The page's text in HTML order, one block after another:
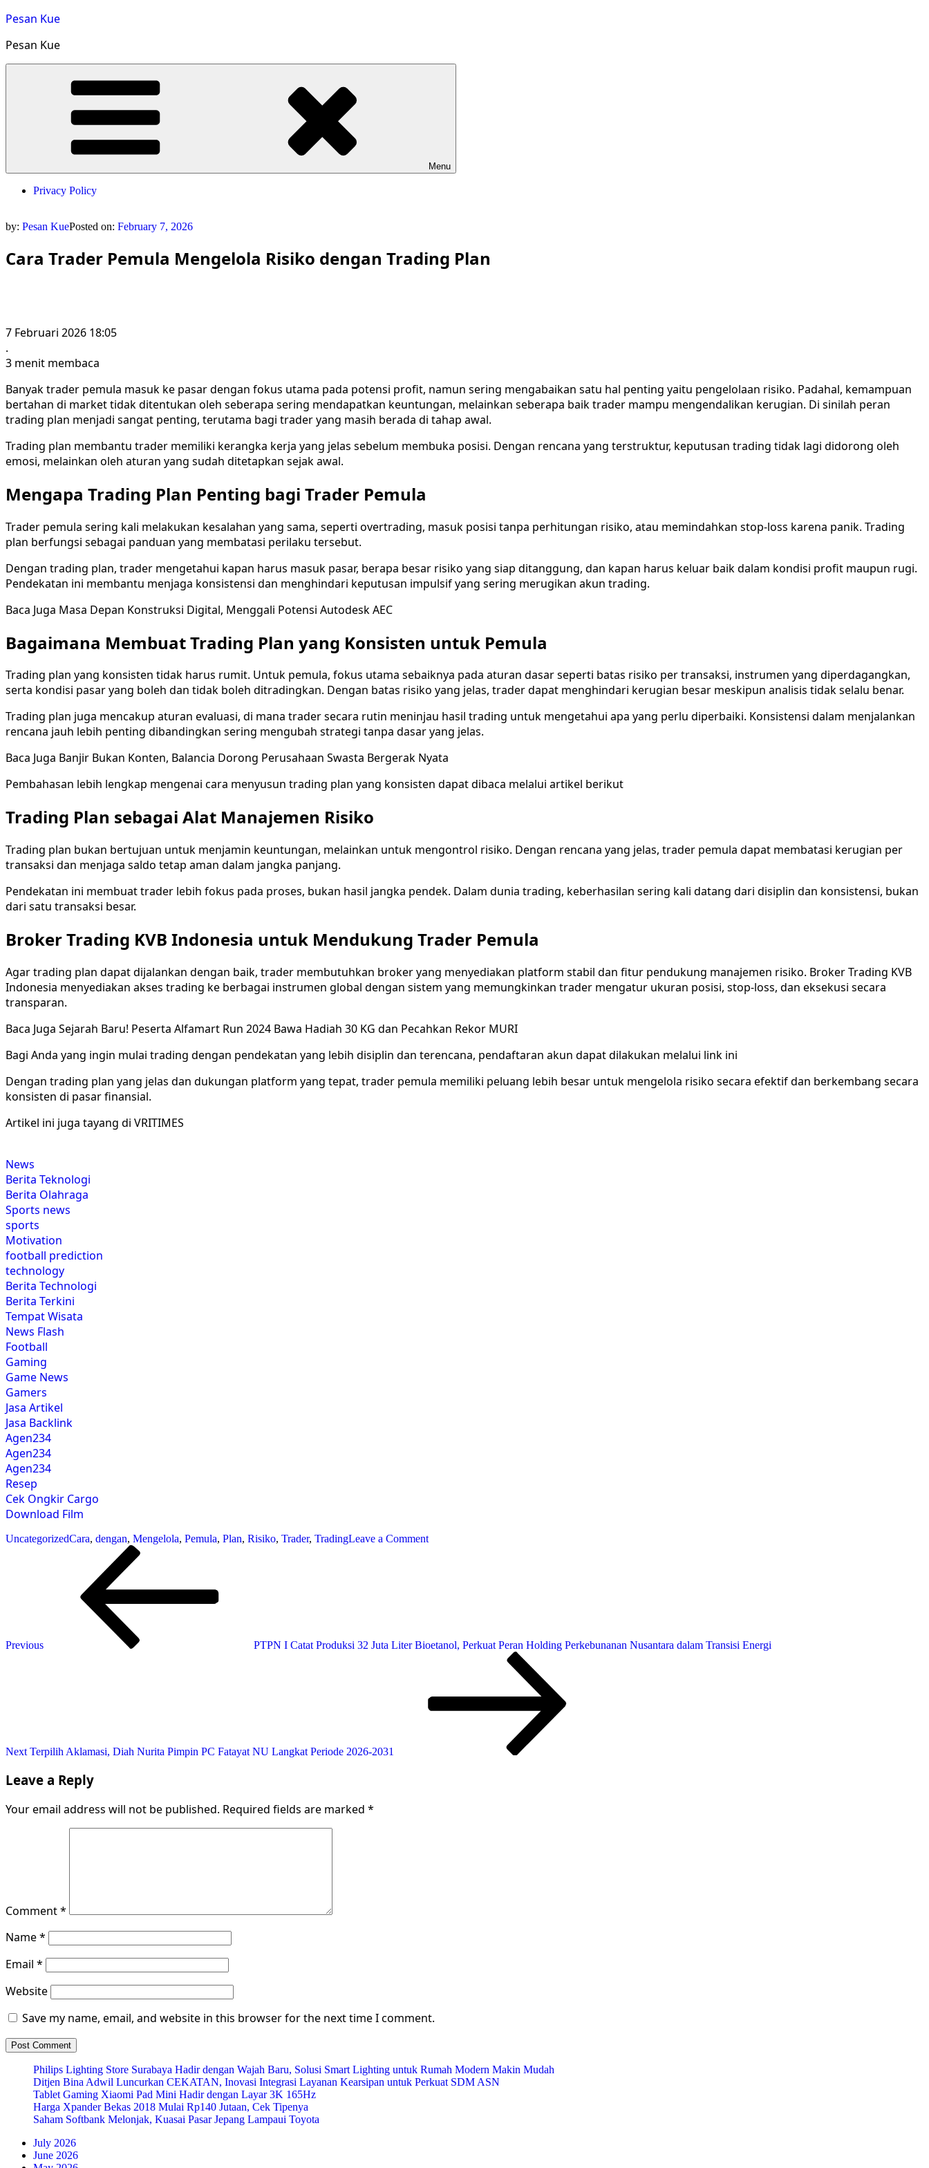
Skip
content
Pesan Kue
Pesan Kue
Menu
Privacy Policy
by: Pesan KuePosted on: February 7, 2026
Cara Trader Pemula Mengelola Risiko dengan Trading Plan
7 Februari 2026 18:05
.
3 menit membaca
Banyak trader pemula masuk ke pasar dengan fokus utama pada potensi profit, namun sering mengabaikan satu hal penting yaitu pengelolaan risiko. Padahal, kemampuan
bertahan di market tidak ditentukan oleh seberapa sering mendapatkan keuntungan, melainkan seberapa baik trader mampu mengendalikan kerugian. Di sinilah peran
trading plan menjadi sangat penting, terutama bagi trader yang masih berada di tahap awal.
Trading plan membantu trader memiliki kerangka kerja yang jelas sebelum membuka posisi. Dengan rencana yang terstruktur, keputusan trading tidak lagi didorong oleh
emosi, melainkan oleh aturan yang sudah ditetapkan sejak awal.
Mengapa Trading Plan Penting bagi Trader Pemula
Trader pemula sering kali melakukan kesalahan yang sama, seperti overtrading, masuk posisi tanpa perhitungan risiko, atau memindahkan stop-loss karena panik. Trading
plan berfungsi sebagai panduan yang membatasi perilaku tersebut.
Dengan trading plan, trader mengetahui kapan harus masuk pasar, berapa besar risiko yang siap ditanggung, dan kapan harus keluar baik dalam kondisi profit maupun rugi.
Pendekatan ini membantu menjaga konsistensi dan menghindari keputusan impulsif yang sering merugikan akun trading.
Baca Juga Masa Depan Konstruksi Digital, Menggali Potensi Autodesk AEC
Bagaimana Membuat Trading Plan yang Konsisten untuk Pemula
Trading plan yang konsisten tidak harus rumit. Untuk pemula, fokus utama sebaiknya pada aturan dasar seperti batas risiko per transaksi, instrumen yang diperdagangkan,
serta kondisi pasar yang boleh dan tidak boleh ditradingkan. Dengan batas risiko yang jelas, trader dapat menghindari kerugian besar meskipun analisis tidak selalu benar.
Trading plan juga mencakup aturan evaluasi, di mana trader secara rutin meninjau hasil trading untuk mengetahui apa yang perlu diperbaiki. Konsistensi dalam menjalankan
rencana jauh lebih penting dibandingkan sering mengubah strategi tanpa dasar yang jelas.
Baca Juga Banjir Bukan Konten, Balancia Dorong Perusahaan Swasta Bergerak Nyata
Pembahasan lebih lengkap mengenai cara menyusun trading plan yang konsisten dapat dibaca melalui artikel berikut
Trading Plan sebagai Alat Manajemen Risiko
Trading plan bukan bertujuan untuk menjamin keuntungan, melainkan untuk mengontrol risiko. Dengan rencana yang jelas, trader pemula dapat membatasi kerugian per
transaksi dan menjaga saldo tetap aman dalam jangka panjang.
Pendekatan ini membuat trader lebih fokus pada proses, bukan hasil jangka pendek. Dalam dunia trading, keberhasilan sering kali datang dari disiplin dan konsistensi, bukan
dari satu transaksi besar.
Broker Trading KVB Indonesia untuk Mendukung Trader Pemula
Agar trading plan dapat dijalankan dengan baik, trader membutuhkan broker yang menyediakan platform stabil dan fitur pendukung manajemen risiko. Broker Trading KVB
Indonesia menyediakan akses trading ke berbagai instrumen global dengan sistem yang memungkinkan trader mengatur ukuran posisi, stop-loss, dan eksekusi secara
transparan.
Baca Juga Sejarah Baru! Peserta Alfamart Run 2024 Bawa Hadiah 30 KG dan Pecahkan Rekor MURI
Bagi Anda yang ingin mulai trading dengan pendekatan yang lebih disiplin dan terencana, pendaftaran akun dapat dilakukan melalui link ini
Dengan trading plan yang jelas dan dukungan platform yang tepat, trader pemula memiliki peluang lebih besar untuk mengelola risiko secara efektif dan berkembang secara
konsisten di pasar finansial.
Artikel ini juga tayang di VRITIMES
News
Berita Teknologi
Berita Olahraga
Sports news
sports
Motivation
football prediction
technology
Berita Technologi
Berita Terkini
Tempat Wisata
News Flash
Football
Gaming
Game News
Gamers
Jasa Artikel
Jasa Backlink
Agen234
Agen234
Agen234
Resep
Cek Ongkir Cargo
Download Film
UncategorizedCara, dengan, Mengelola, Pemula, Plan, Risiko, Trader, TradingLeave a Commenton
navigation
Previous
PTPN I Catat Produksi 32 Juta Liter Bioetanol, Perkuat Peran Holding Perkebunanan Nusantara dalam Transisi Energi
Next Terpilih Aklamasi, Diah Nurita Pimpin PC Fatayat NU Langkat Periode 2026-2031
Leave a Reply
Your email address will not be published. Required fields are marked *
Comment*
Name*
Email *
Website
Save my name, email, and website in this browser for the next time I comment.
Philips Lighting Store Surabaya Hadir dengan Wajah Baru, Solusi Smart Lighting untuk Rumah Modern Makin Mudah
Ditjen Bina Adwil Luncurkan CEKATAN, Inovasi Integrasi Layanan Kearsipan untuk Perkuat SDM ASN
Tablet Gaming Xiaomi Pad Mini Hadir dengan Layar 3K 165Hz
Harga Xpander Bekas 2018 Mulai Rp140 Jutaan, Cek Tipenya
Saham Softbank Melonjak, Kuasai Pasar Jepang Lampaui Toyota
July 2026
June 2026